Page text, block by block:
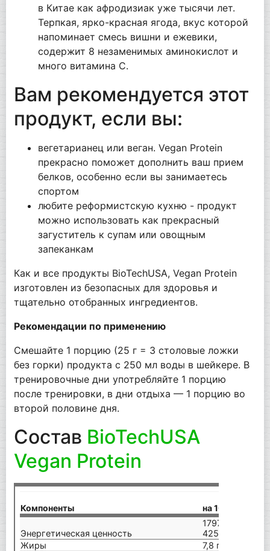
в Китае как афродизиак уже тысячи лет.
Терпкая, ярко-красная ягода, вкус которой
напоминает смесь вишни и ежевики,
содержит 8 незаменимых аминокислот и
много витамина С.
Вам рекомендуется этот
продукт, если вы:
вегетарианец или веган. Vegan Protein
прекрасно поможет дополнить ваш прием
белков, особенно если вы занимаетесь
спортом
любите реформистскую кухню - продукт
можно использовать как прекрасный
загуститель к супам или овощным
запеканкам
Как и все продукты BioTechUSA, Vegan Protein
изготовлен из безопасных для здоровья и
тщательно отобранных ингредиентов.
Рекомендации по применению
Смешайте 1 порцию (25 г = 3 столовые ложки
без горки) продукта с 250 мл воды в шейкере. В
тренировочные дни употребляйте 1 порцию
после тренировки, в дни отдыха — 1 порцию во
второй половине дня.
Состав BioTechUSA
Vegan Protein
Компоненты на 100 г
Энергетическая ценность
1797 кДж /
425 ккал
Жиры
7,8 г